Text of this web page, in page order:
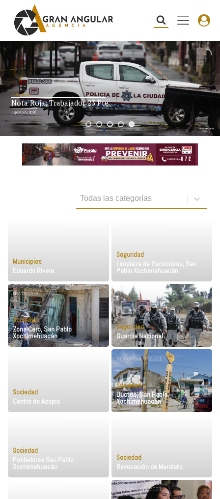
Nota Roja
Nota Roja; Trabajador 23 Pte
agosto 6, 2026
Categorías de álbum
Municipios
Eduardo Rivera
Seguridad
Limpieza de Escombros, San
Pablo Xochimehuacán
Noviembre 3, 2021
Sociedad
Zona Cero, San Pablo
Xochimehuacán
Noviembre 3, 2021
Seguridad
Guardia Nacional
Sociedad
Centro de Acopio
Noviembre 3, 2021
Sociedad
Ductos, San Pablo
Xochimehuacán
Sociedad
Pobladores San Pablo
Xochimehuacán
Sociedad
Revocación de Mandato
Noviembre 3, 2021